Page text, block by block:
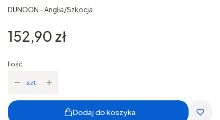
DUNOON - Anglia/Szkocja
Cena
152,90 zł
Ilość
szt.
Dodaj do koszyka